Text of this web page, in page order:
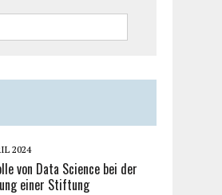
2024
von Data Science bei der
einer Stiftung